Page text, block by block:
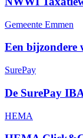
Gemeente Emmen
Een bijzondere
SurePay
De SurePay
HEMA